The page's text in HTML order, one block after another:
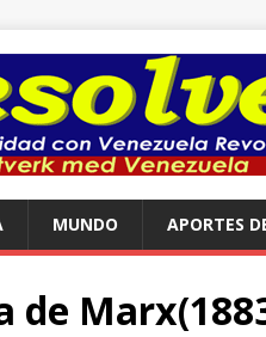
MUNDO APORTES
de